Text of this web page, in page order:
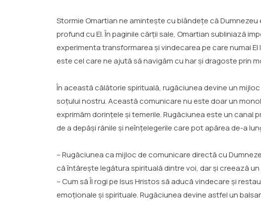
Stormie Omartian ne amintește cu blândețe că
profund cu El. În paginile cărții sale, Omartian subliniază
experimenta transformarea și vindecarea pe care numai
este cel care ne ajută să navigăm cu har și dragoste prin
În această călătorie spirituală, rugăciunea devine un
soțului nostru. Această comunicare nu este doar un
exprimăm dorințele și temerile. Rugăciunea este un
de a depăși rănile și neînțelegerile care pot apărea de-a
– Rugăciunea ca mijloc de comunicare directă cu
că întărește legătura spirituală dintre voi, dar și creează
– Cum să Îl rogi pe Isus Hristos să aducă vindecare și
emoționale și spirituale. Rugăciunea devine astfel un